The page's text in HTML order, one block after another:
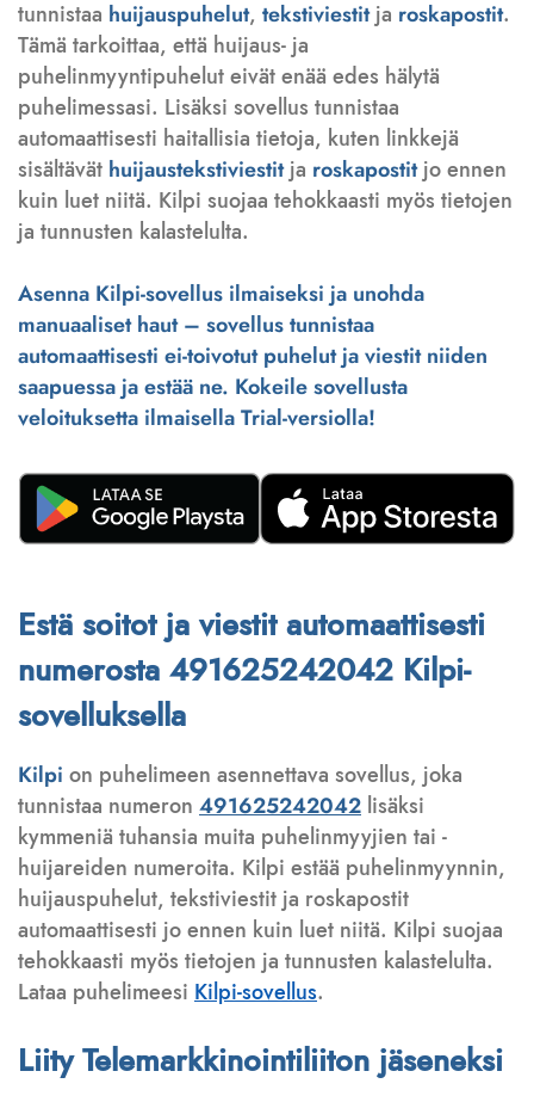
tunnistaa huijauspuhelut, tekstiviestitja roskapostit.
Tämä tarkoittaa, että huijaus- ja
puhelinmyyntipuhelut eivät enää edes hälytä
puhelimessasi. Lisäksi sovellus tunnistaa
automaattisesti haitallisia tietoja, kuten linkkejä
sisältävät huijaustekstiviestitja roskapostitjo ennen
kuin luet niitä. Kilpi suojaa tehokkaasti myös tietojen
ja tunnusten kalastelulta.
Asenna Kilpi-sovellus ilmaiseksi ja unohda
manuaaliset haut – sovellus tunnistaa
automaattisesti ei-toivotut puhelut ja viestit niiden
saapuessa ja estää ne. Kokeile sovellusta
veloituksetta ilmaisella Trial-versiolla!
Estä soitot ja viestit automaattisesti
numerosta 491625242042 Kilpi-
sovelluksella
Kilpi on puhelimeen asennettava sovellus, joka
tunnistaa numeron 491625242042 lisäksi
kymmeniä tuhansia muita puhelinmyyjien tai -
huijareiden numeroita. Kilpi estää puhelinmyynnin,
huijauspuhelut, tekstiviestit ja roskapostit
automaattisesti jo ennen kuin luet niitä. Kilpi suojaa
tehokkaasti myös tietojen ja tunnusten kalastelulta.
Lataa puhelimeesi Kilpi-sovellus.
Liity Telemarkkinointiliiton jäseneksi